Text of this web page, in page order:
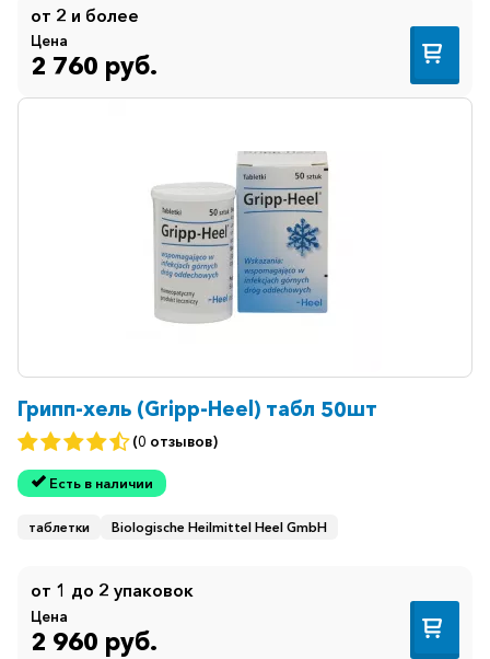
от 2 и более
Цена
2 760 руб.
Грипп-хель (Gripp-Heel) табл 50шт
(0 отзывов)
Есть в наличии
таблетки Biologische Heilmittel Heel GmbH
от 1 до 2 упаковок
Цена
2 960 руб.